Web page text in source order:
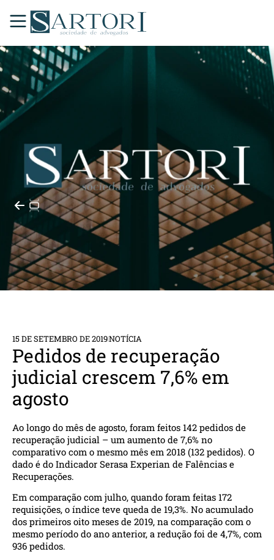
15 DE SETEMBRO DE 2019NOTÍCIA
Pedidos de recuperação
judicial crescem 7,6% em
agosto
Ao longo do mês de agosto, foram feitos 142 pedidos de
recuperação judicial – um aumento de 7,6% no
comparativo com o mesmo mês em 2018 (132 pedidos). O
dado é do Indicador Serasa Experian de Falências e
Recuperações.
Em comparação com julho, quando foram feitas 172
requisições, o índice teve queda de 19,3%. No acumulado
dos primeiros oito meses de 2019, na comparação com o
mesmo período do ano anterior, a redução foi de 4,7%, com
936 pedidos.